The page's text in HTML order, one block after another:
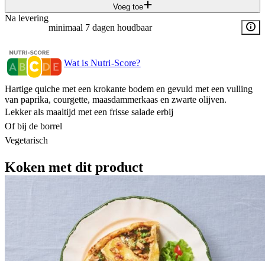
Voeg toe
Na levering
minimaal 7 dagen houdbaar
Wat is Nutri-Score?
Hartige quiche met een krokante bodem en gevuld met een vulling
van paprika, courgette, maasdammerkaas en zwarte olijven.
Lekker als maaltijd met een frisse salade erbij​
Of bij de borrel​
Vegetarisch​
Koken met dit product